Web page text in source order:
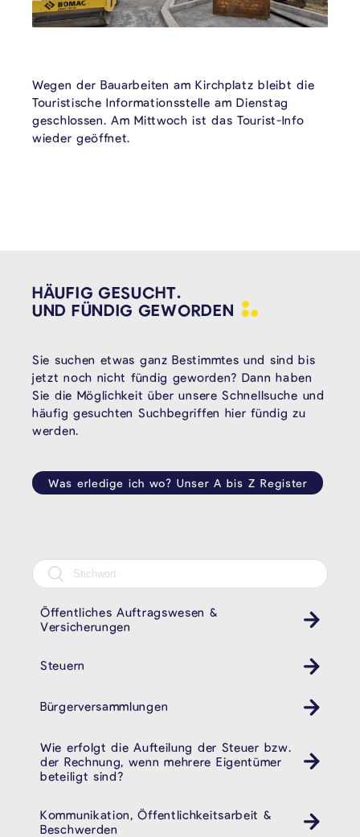
Wegen der Bauarbeiten am Kirchplatz bleibt die
Touristische Informationsstelle am Dienstag
geschlossen. Am Mittwoch ist das Tourist-Info
wieder geöffnet.
HÄUFIG GESUCHT.
UND FÜNDIG GEWORDEN
Sie suchen etwas ganz Bestimmtes und sind bis
jetzt noch nicht fündig geworden? Dann haben
Sie die Möglichkeit über unsere Schnellsuche und
häufig gesuchten Suchbegriffen hier fündig zu
werden.
Was erledige ich wo? Unser A bis Z Register
Öffentliches Auftragswesen &
Versicherungen
Steuern
Bürgerversammlungen
Wie erfolgt die Aufteilung der Steuer bzw.
der Rechnung, wenn mehrere Eigentümer
beteiligt sind?
Kommunikation, Öffentlichkeitsarbeit &
Beschwerden